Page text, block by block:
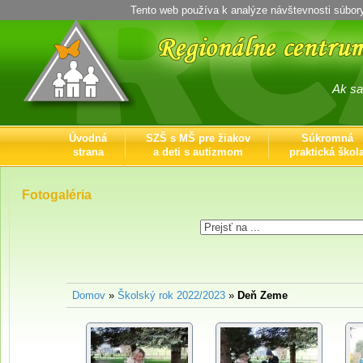
Ak sa ich
Úvodná
strana
SZŠ s MŠ pre žiakov
a deti s autizmom
Súkromná
praktická
informácie
Fotogaléria
Tento web používa k analýze návštevnosti